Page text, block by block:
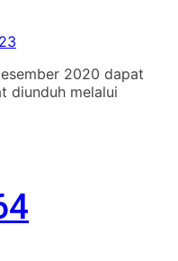
2020 dapat
diunduh melalui